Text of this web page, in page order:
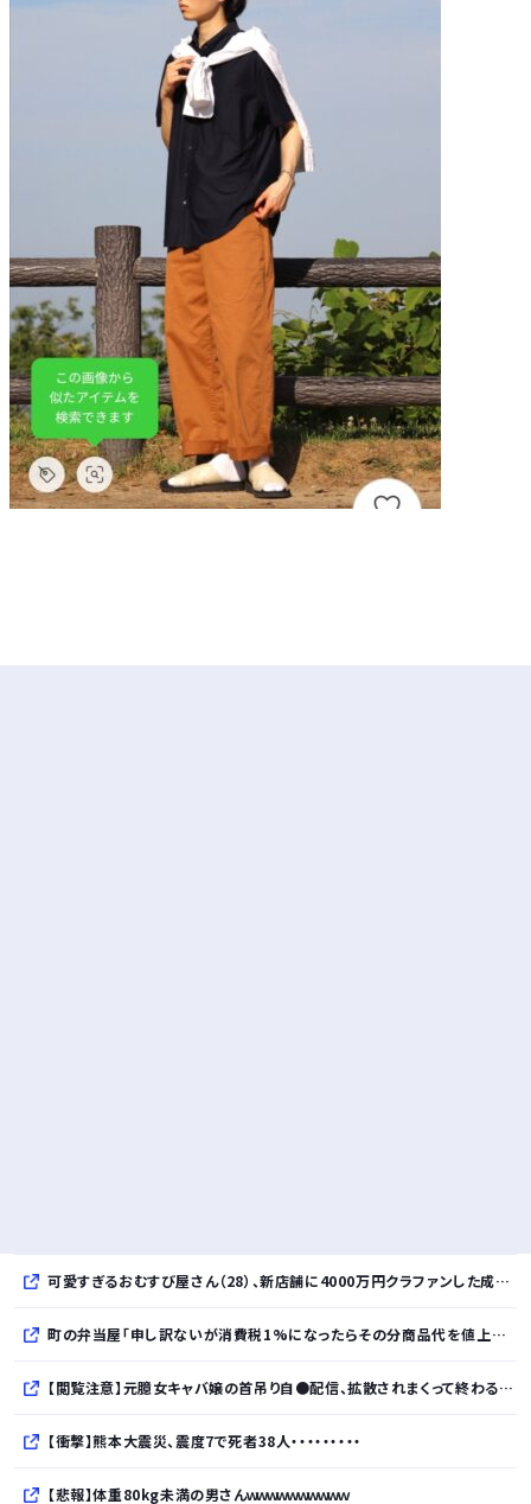
可愛すぎるおむすび屋さん（28）、新店舗に4000万円クラファンした成功した結果弱男集団から叩かれてしまうｗｗｗｗ
町の弁当屋「申し訳ないが消費税1%になったらその分商品代を値上げするわ」
【閲覧注意】元臆女キャバ嬢の首吊り自●配信、拡散されまくって終わるｗｗｗｗｗｗｗ
【衝撃】熊本大震災、震度7で死者38人・・・・・・・・・
【悲報】体重80kg未満の男さんｗｗｗｗｗｗｗｗｗｗ